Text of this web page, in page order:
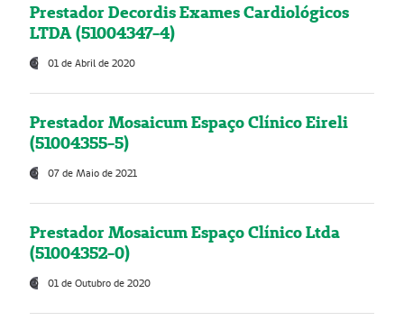
Prestador Decordis Exames Cardiológicos
LTDA (51004347-4)
01 de Abril de 2020
Prestador Mosaicum Espaço Clínico Eireli
(51004355-5)
07 de Maio de 2021
Prestador Mosaicum Espaço Clínico Ltda
(51004352-0)
01 de Outubro de 2020